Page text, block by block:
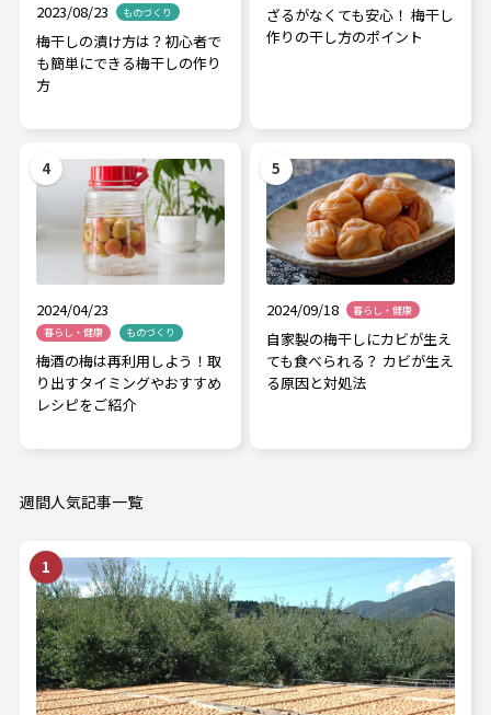
2023/08/23 ものづくり
梅干しの漬け方は？初心者で
も簡単にできる梅干しの作り
方
ざるがなくても安心！ 梅干し
作りの干し方のポイント
2024/04/23
暮らし・健康 ものづくり
梅酒の梅は再利用しよう！取
り出すタイミングやおすすめ
レシピをご紹介
2024/09/18 暮らし・健康
自家製の梅干しにカビが生え
ても食べられる？ カビが生え
る原因と対処法
週間人気記事一覧